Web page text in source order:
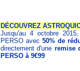
DÉCOUVREZ
Jusqu'au 4 octobre
PERSO avec 50% de
directement d'une remise
PERSO à 9€99